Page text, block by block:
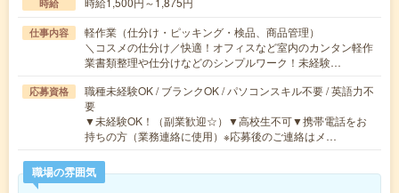
時給
仕事内容
軽作業（仕分け・ピッキング・検品、商品管理）
＼コスメの仕分け／快適！オフィスなど室内のカンタン軽作
業書類整理や仕分けなどのシンプルワーク！未経験…
応募資格
職種未経験OK / ブランクOK / パソコンスキル不要 / 英語力不
要
▼未経験OK！（副業歓迎☆）▼高校生不可▼携帯電話をお
持ちの方（業務連絡に使用）※応募後のご連絡はメ…
職場の雰囲気